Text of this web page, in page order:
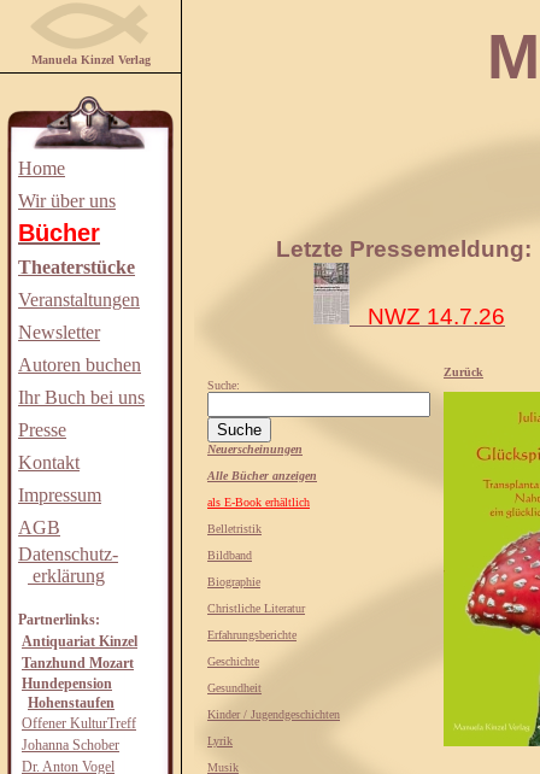
Manuela Kinzel Verlag
Home
Wir über uns
Bücher
Theaterstücke
Veranstaltungen
Newsletter
Autoren buchen
Ihr Buch bei uns
Presse
Kontakt
Impressum
AGB
Datenschutz-
erklärung
Partnerlinks:
Antiquariat Kinzel
Tanzhund Mozart
Hundepension
Hohenstaufen
Offener KulturTreff
Johanna Schober
Dr. Anton Vogel
Letzte Pressemeldung:
NWZ 14.7.26
Suche:
Neuerscheinungen
Alle Bücher anzeigen
als E-Book erhältlich
Belletristik
Bildband
Biographie
Christliche Literatur
Erfahrungsberichte
Geschichte
Gesundheit
Kinder / Jugendgeschichten
Lyrik
Musik
Zurück